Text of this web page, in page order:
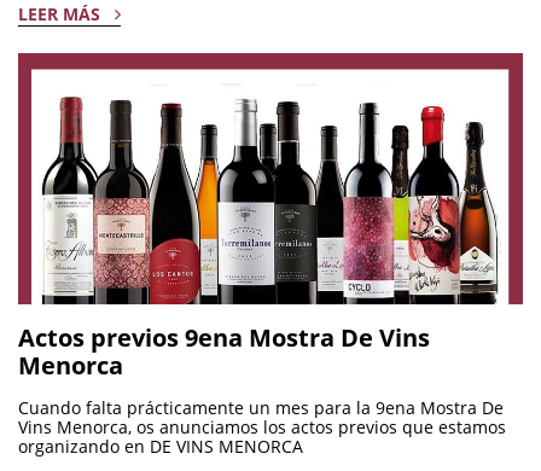
LEER MÁS
Actos previos 9ena Mostra De Vins
Menorca
Cuando falta prácticamente un mes para la 9ena Mostra De
Vins Menorca, os anunciamos los actos previos que estamos
organizando en DE VINS MENORCA